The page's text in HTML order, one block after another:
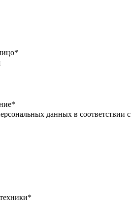
данных в соответствии с